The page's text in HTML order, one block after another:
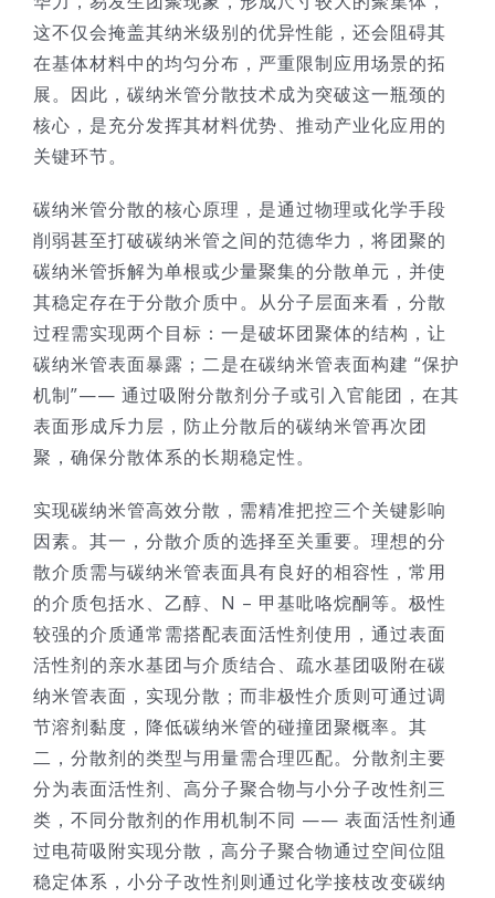
这不仅会掩盖其纳米级别的优异性能，还会阻碍其
在基体材料中的均匀分布，严重限制应用场景的拓
展。因此，碳纳米管分散技术成为突破这一瓶颈的
核心，是充分发挥其材料优势、推动产业化应用的
关键环节。​
碳纳米管分散的核心原理，是通过物理或化学手段
削弱甚至打破碳纳米管之间的范德华力，将团聚的
碳纳米管拆解为单根或少量聚集的分散单元，并使
其稳定存在于分散介质中。从分子层面来看，分散
过程需实现两个目标：一是破坏团聚体的结构，让
碳纳米管表面暴露；二是在碳纳米管表面构建 “保护
机制”—— 通过吸附分散剂分子或引入官能团，在其
表面形成斥力层，防止分散后的碳纳米管再次团
聚，确保分散体系的长期稳定性。​
实现碳纳米管高效分散，需精准把控三个关键影响
因素。其一，分散介质的选择至关重要。理想的分
散介质需与碳纳米管表面具有良好的相容性，常用
的介质包括水、乙醇、N – 甲基吡咯烷酮等。极性
较强的介质通常需搭配表面活性剂使用，通过表面
活性剂的亲水基团与介质结合、疏水基团吸附在碳
纳米管表面，实现分散；而非极性介质则可通过调
节溶剂黏度，降低碳纳米管的碰撞团聚概率。其
二，分散剂的类型与用量需合理匹配。分散剂主要
分为表面活性剂、高分子聚合物与小分子改性剂三
类，不同分散剂的作用机制不同 —— 表面活性剂通
过电荷吸附实现分散，高分子聚合物通过空间位阻
稳定体系，小分子改性剂则通过化学接枝改变碳纳